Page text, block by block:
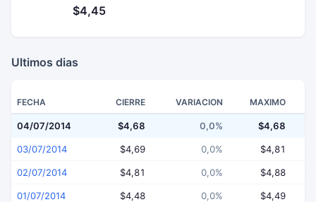
$4,45
Ultimos dias
FECHA CIERRE VARIACION MAXIMO
04/07/2014 $4,68 0,0% $4,68
03/07/2014 $4,69 0,0% $4,81
02/07/2014 $4,81 0,0% $4,88
01/07/2014 $4,48 0,0% $4,49